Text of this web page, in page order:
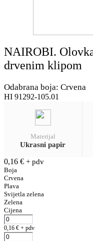
NAIROBI.
drvenim klipom
Odabrana boja: Crvena
HI 91292-105.01
Materijal
Ukrasni papir
0,16 € + pdv
Boja
Crvena
Plava
Svijetla zelena
Zelena
Cijena
0,16 € + pdv